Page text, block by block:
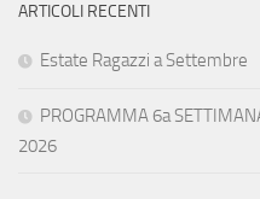
ARTICOLI RECENTI
Estate Ragazzi a Settembre
PROGRAMMA 6a
2026